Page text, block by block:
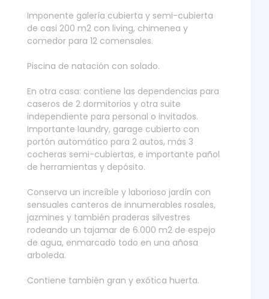
Imponente galería cubierta y semi-cubierta
de casi 200 m2 con living, chimenea y
comedor para 12 comensales.
Piscina de natación con solado.
En otra casa: contiene las dependencias para
caseros de 2 dormitorios y otra suite
independiente para personal o invitados.
Importante laundry, garage cubierto con
portón automático para 2 autos, más 3
cocheras semi-cubiertas, e importante pañol
de herramientas y depósito.
Conserva un increíble y laborioso jardín con
sensuales canteros de innumerables rosales,
jazmines y también praderas silvestres
rodeando un tajamar de 6.000 m2 de espejo
de agua, enmarcado todo en una añosa
arboleda.
Contiene también gran y exótica huerta.